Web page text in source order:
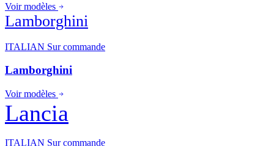
Voir modèles
Lamborghini
ITALIAN Sur commande
Lamborghini
Voir modèles
Lancia
ITALIAN Sur commande